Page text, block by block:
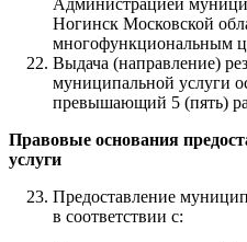
Ногинск Московской
многофункциональным
Выдача (направление)
муниципальной услуги
превышающий 5 (пять)
Правовые основания
услуги
Предоставление
в соответствии с: